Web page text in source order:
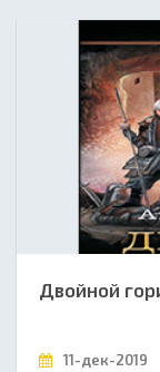
Двойной
11-дек-2019